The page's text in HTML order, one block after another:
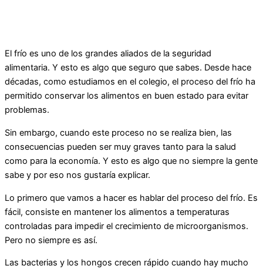
El frío es uno de los grandes aliados de la seguridad
alimentaria. Y esto es algo que seguro que sabes. Desde hace
décadas, como estudiamos en el colegio, el proceso del frío ha
permitido conservar los alimentos en buen estado para evitar
problemas.
Sin embargo, cuando este proceso no se realiza bien, las
consecuencias pueden ser muy graves tanto para la salud
como para la economía. Y esto es algo que no siempre la gente
sabe y por eso nos gustaría explicar.
Lo primero que vamos a hacer es hablar del proceso del frío. Es
fácil, consiste en mantener los alimentos a temperaturas
controladas para impedir el crecimiento de microorganismos.
Pero no siempre es así.
Las bacterias y los hongos crecen rápido cuando hay mucho